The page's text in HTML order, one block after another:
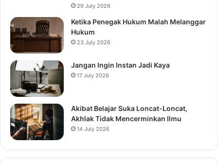
29 July 2026
Ketika Penegak Hukum Malah Melanggar
Hukum
23 July 2026
Jangan Ingin Instan Jadi Kaya
17 July 2026
Akibat Belajar Suka Loncat-Loncat,
Akhlak Tidak Mencerminkan Ilmu
14 July 2026